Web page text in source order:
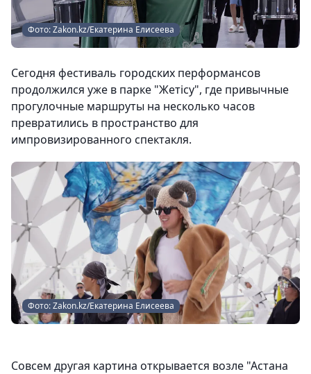
Фото: Zakon.kz/Екатерина Елисеева
Сегодня фестиваль городских перформансов
продолжился уже в парке "Жетісу", где привычные
прогулочные маршруты на несколько часов
превратились в пространство для
импровизированного спектакля.
Фото: Zakon.kz/Екатерина Елисеева
Совсем другая картина открывается возле "Астана